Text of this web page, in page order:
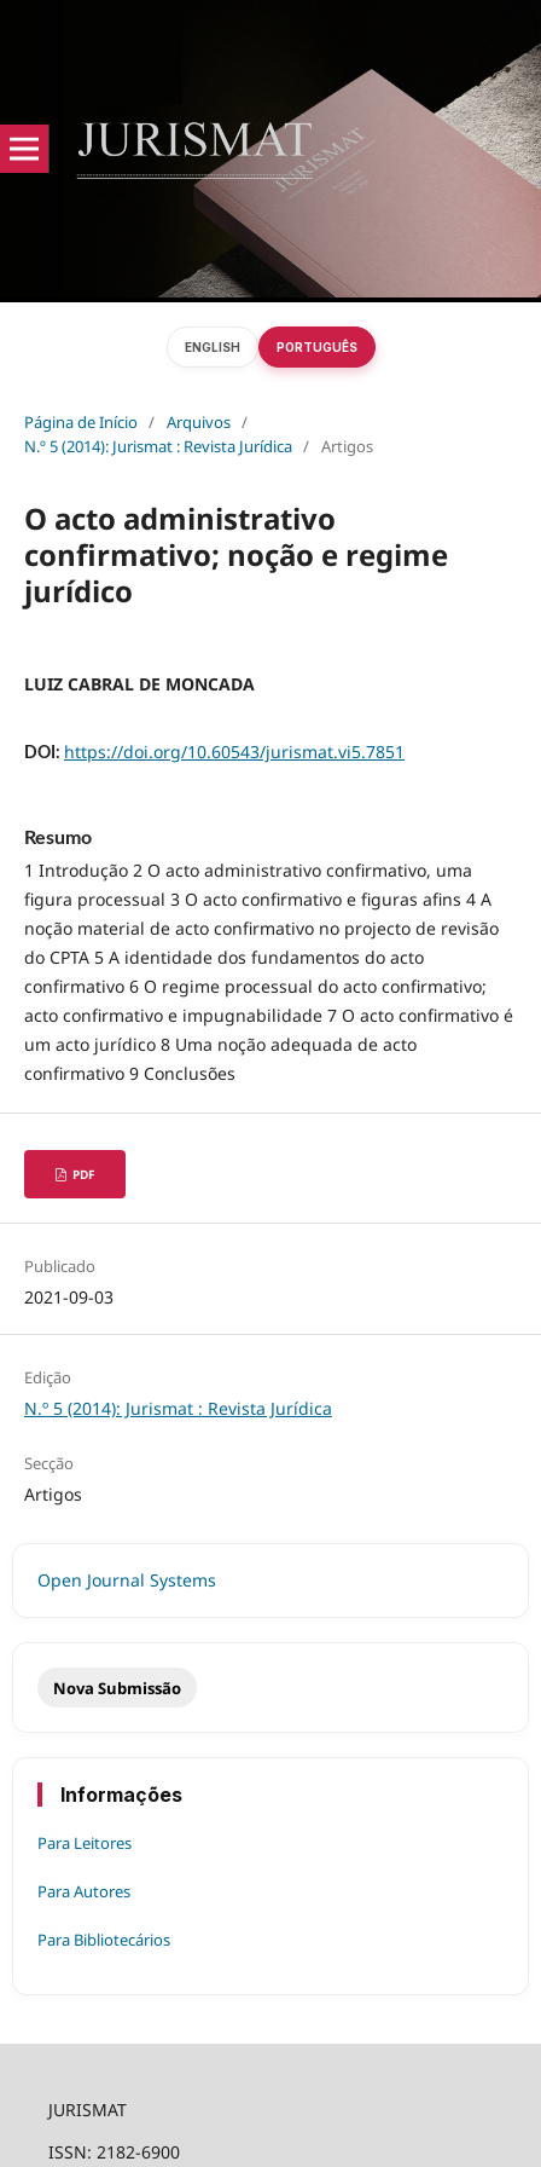
Página de Início / Arquivos /
N.º 5 (2014): Jurismat : Revista Jurídica / Artigos
O acto administrativo
confirmativo; noção e regime
jurídico
LUIZ CABRAL DE MONCADA
DOI: https://doi.org/10.60543/jurismat.vi5.7851
Resumo
1 Introdução 2 O acto administrativo confirmativo, uma
figura processual 3 O acto confirmativo e figuras afins 4 A
noção material de acto confirmativo no projecto de revisão
do CPTA 5 A identidade dos fundamentos do acto
confirmativo 6 O regime processual do acto confirmativo;
acto confirmativo e impugnabilidade 7 O acto confirmativo é
um acto jurídico 8 Uma noção adequada de acto
confirmativo 9 Conclusões
PDF
Publicado
2021-09-03
Edição
N.º 5 (2014): Jurismat : Revista Jurídica
Secção
Artigos
Open Journal Systems
Nova Submissão
ENGLISH PORTUGUÊS
Informações
Para Leitores
Para Autores
Para Bibliotecários
JURISMAT
ISSN: 2182-6900